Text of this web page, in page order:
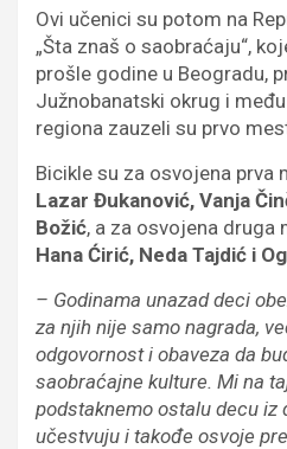
Ovi učenici su potom na
„Šta znaš o saobraćaju“,
prošle godine u Beogradu,
Južnobanatski okrug i
regiona zauzeli su prvo
Bicikle su za osvojena prva
Lazar Đukanović, Vanja
Božić, a za osvojena druga
Hana Ćirić, Neda Tajdić i
– Godinama unazad deci
za njih nije samo nagrada,
odgovornost i obaveza da
saobraćajne kulture. Mi na
podstaknemo ostalu decu iz
učestvuju i takođe osvoje